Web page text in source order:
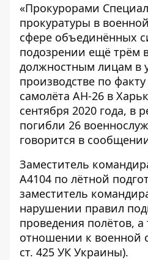
«Прокурорами
прокуратуры в
сфере объединённых
подозрении ещё трём
должностным лицам в
производстве по
самолёта АН-26 в
сентября 2020 года, в
погибли 26
говорится в
Заместитель
А4104 по лётной
заместитель
нарушении правил
проведения полётов,
отношении к военной
ст. 425 УК Украины).